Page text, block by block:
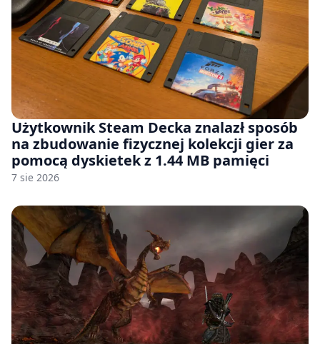
Użytkownik Steam Decka znalazł sposób
na zbudowanie fizycznej kolekcji gier za
pomocą dyskietek z 1.44 MB pamięci
7 sie 2026